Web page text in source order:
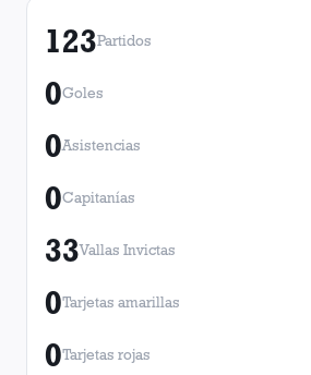
123Partidos
0Goles
0Asistencias
0Capitanías
33Vallas Invictas
0Tarjetas amarillas
0Tarjetas rojas